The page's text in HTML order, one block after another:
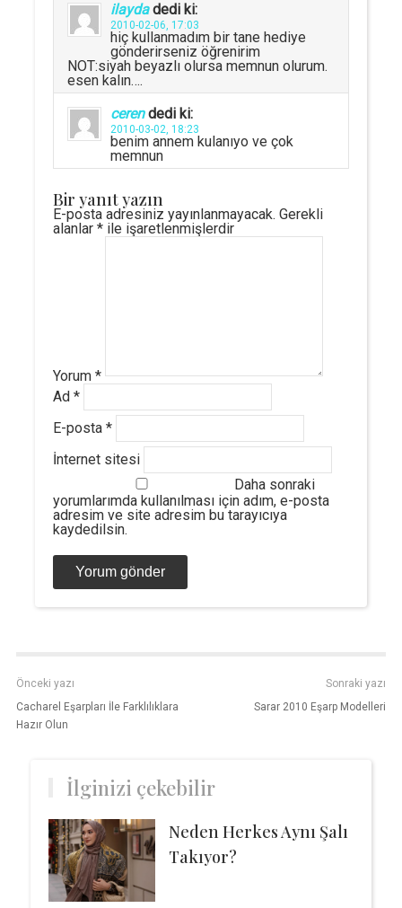
ilayda dedi ki:
2010-02-06, 17:03
hiç kullanmadım bir tane hediye
gönderirseniz öğrenirim
NOT:siyah beyazlı olursa memnun olurum.
esen kalın….
ceren dedi ki:
2010-03-02, 18:23
benim annem kulanıyo ve çok
memnun
Bir yanıt yazın
E-posta adresiniz yayınlanmayacak. Gerekli
alanlar *ile işaretlenmişlerdir
Yorum *
Ad *
E-posta *
İnternet sitesi
Daha sonraki
yorumlarımda kullanılması için adım, e-posta
adresim ve site adresim bu tarayıcıya
kaydedilsin.
Önceki yazı
Cacharel Eşarpları İle Farklılıklara
Hazır Olun
Sonraki yazı
Sarar 2010 Eşarp Modelleri
İlginizi çekebilir
Neden Herkes Aynı Şalı
Takıyor?